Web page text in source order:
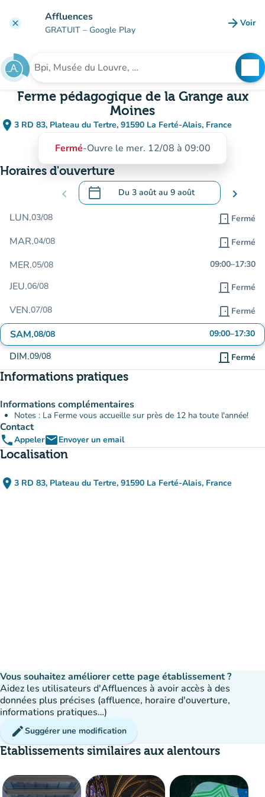
clear Affluences
GRATUIT – Google Play arrow_forward Voir
Rechercher un établissement
Ferme pédagogique de la Grange aux
Moines
place 3 RD 83, Plateau du Tertre, 91590 La Ferté-Alais, France
(ouvrir dans Google Maps)
(nouvel onglet)
Fermé-Ouvre le mer. 12/08 à 09:00
Horaires d'ouverture
chevron_left calendar_today Du 3 aoûtau 9 août
.Ouvrir le calendrier pour changer de
chevron_right
LUN.03/08 door_front Fermé
MAR.04/08 door_front Fermé
MER.05/08 09:00–17:30
JEU.06/08 door_front Fermé
VEN.07/08 door_front Fermé
SAM.08/08 09:00–17:30
DIM.09/08 door_front Fermé
Informations pratiques
Informations complémentaires
Notes : La Ferme vous accueille sur près de 12 ha toute l'année!
Contact
phoneAppeleremailEnvoyer un email
Localisation
place 3 RD 83, Plateau du Tertre, 91590 La Ferté-Alais, France
(ouvrir dans Google Maps)
(nouvel onglet)
Vous souhaitez améliorer cette page établissement ?
Aidez les utilisateurs d'Affluences à avoir accès à des
données plus précises (affluence, horaire d'ouverture,
informations pratiques…)
editSuggérer une modification
Etablissements similaires aux alentours
Affluence:
man
man
manFluide 20%